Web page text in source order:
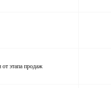
от этапа продаж